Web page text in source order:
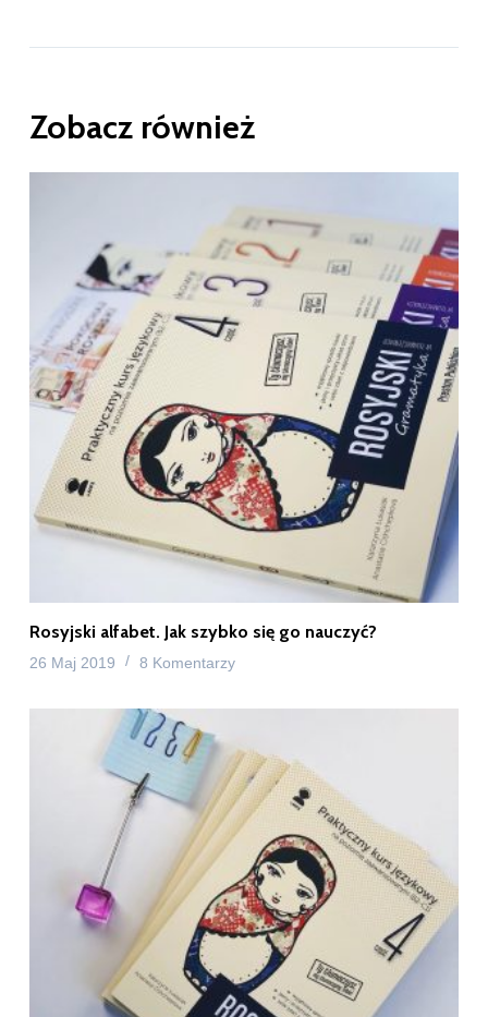
Zobacz również
Rosyjski alfabet. Jak szybko się go nauczyć?
26 Maj 2019 8 Komentarzy